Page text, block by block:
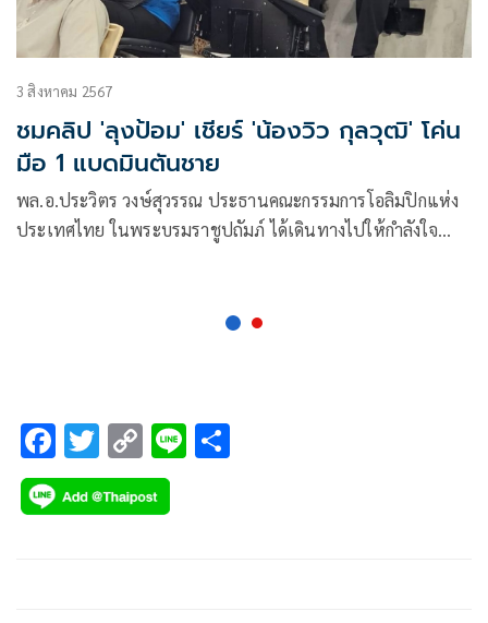
3 สิงหาคม 2567
ชมคลิป 'ลุงป้อม' เชียร์ 'น้องวิว กุลวุฒิ' โค่น
มือ 1 แบดมินตันชาย
พล.อ.ประวิตร วงษ์สุวรรณ ประธานคณะกรรมการโอลิมปิกแห่ง
ประเทศไทย ในพระบรมราชูปถัมภ์ ได้เดินทางไปให้กำลังใจ
F
ac
e
T
wi
tt
C
o
p
Li